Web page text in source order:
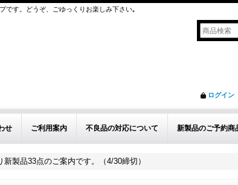
です。どうぞ、ごゆっくりお楽しみ下さい｡
ログイン
せ ご利用案内 不良品の対応について 新製品のご予約商
新製品33点のご案内です。（4/30締切）